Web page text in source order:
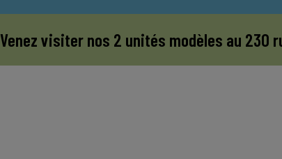
Venez visiter nos 2 unités modèles au 230